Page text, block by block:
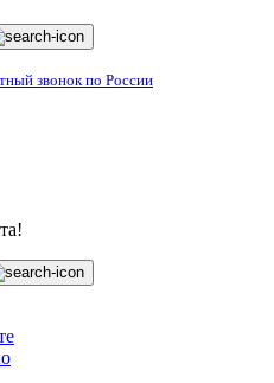
звонок по России